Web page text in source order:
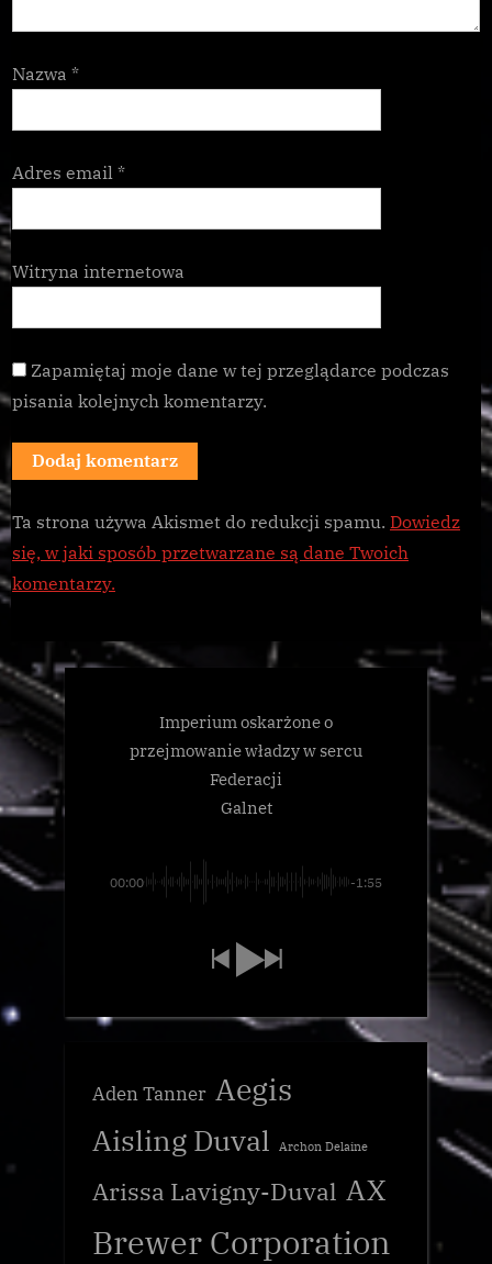
Nazwa *
Adres email *
Witryna internetowa
Zapamiętaj moje dane w tej przeglądarce podczas
pisania kolejnych komentarzy.
Ta strona używa Akismet do redukcji spamu. Dowiedz
się, w jaki sposób przetwarzane są dane Twoich
komentarzy.
Imperium oskarżone o
przejmowanie władzy w sercu
Federacji
Galnet
00:00 -1:55
Aden Tanner Aegis
Aisling Duval Archon Delaine
Arissa Lavigny-Duval AX
Brewer Corporation